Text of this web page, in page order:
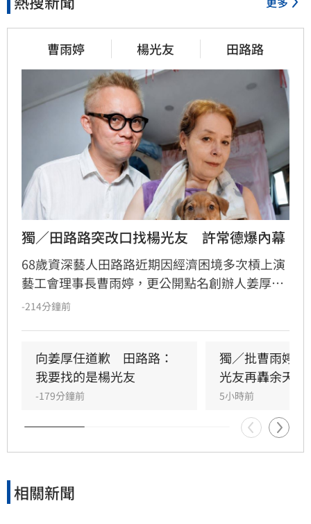
曹雨婷 楊光友 田路路
獨／田路路突改口找楊光友　許常德爆內幕
68歲資深藝人田路路近期因經濟困境多次槓上演
藝工會理事長曹雨婷，更公開點名創辦人姜厚任
出面，事後卻發文坦言搞錯對象，真正想找的是
德出面緩頰，建議田路路應先安頓好生活，並提
議透過口述歷史記錄資深藝人的故事。許常德同
時批評現任理事長曹雨婷不應神隱，呼籲工會應
展現具體作為照顧資深藝人，而非僅提供勞健保
功能。整起事件引發關注，田路路則強調目前先
處理身體狀況，後續發展仍待觀察。
-214分鐘前
向姜厚任道歉　田路路：
我要找的是楊光友
-179分鐘前
獨／批曹雨婷
光友再轟余天工
5小時前
相關新聞